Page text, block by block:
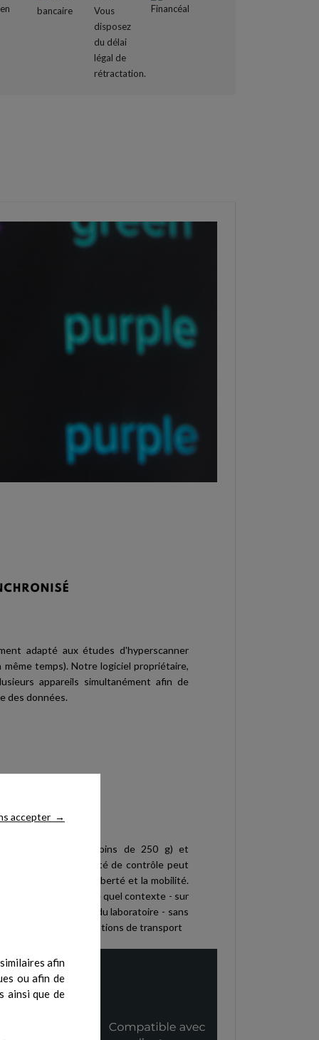
accepter →
afin
ou afin de
ainsi que de
adapté aux études d'hyperscanner
temps). Notre logiciel propriétaire,
appareils simultanément afin de
des données.
fNIRS léger (moins de 250 g) et
8 canaux. L'unité de contrôle peut
ce qui améliore la liberté et la mobilité.
utilisé dans n'importe quel contexte - sur
et à l'extérieur du laboratoire - sans
dos ou d'autres solutions de transport